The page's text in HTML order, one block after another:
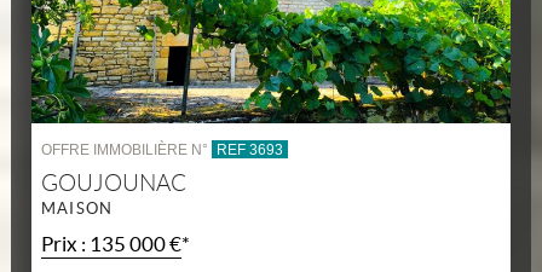
OFFRE IMMOBILIÈRE N° REF 3693
GOUJOUNAC
MAISON
Prix : 135 000 €*